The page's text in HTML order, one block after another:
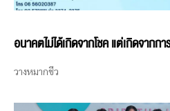
อนาคตไม่ได้เกิดจากโชค แต่เกิดจากก
วางหมากชีว